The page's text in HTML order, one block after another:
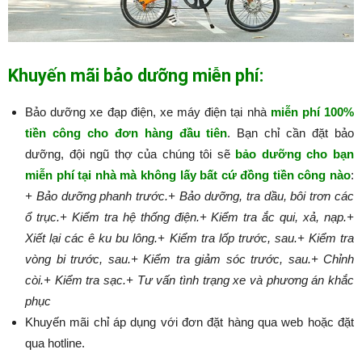
Khuyến mãi bảo dưỡng miễn phí:
Bảo dưỡng xe đạp điện, xe máy điện tại nhà miễn phí 100%
tiền công cho đơn hàng đầu tiên. Bạn chỉ cần đặt bảo
dưỡng, đội ngũ thợ của chúng tôi sẽ bảo dưỡng cho bạn
miễn phí tại nhà mà không lấy bất cứ đồng tiền công nào:​​​​​
+ Bảo dưỡng phanh trước.+ Bảo dưỡng, tra dầu, bôi trơn các
ổ trục.+ Kiểm tra hệ thống điện.+ Kiểm tra ắc qui, xả, nạp.+
Xiết lại các ê ku bu lông.+ Kiểm tra lốp trước, sau.+ Kiểm tra
vòng bi trước, sau.+ Kiểm tra giảm sóc trước, sau.+ Chỉnh
còi.+ Kiểm tra sạc.+ Tư vấn tình trạng xe và phương án khắc
phục
Khuyến mãi chỉ áp dụng với đơn đặt hàng qua web hoặc đặt
qua hotline.